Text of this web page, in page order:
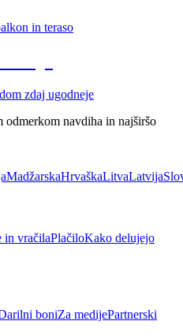
in teraso
zdaj ugodneje
odmerkom navdiha in najširšo
MadžarskaHrvaškaLitvaLatvija
in vračilaPlačiloKako delujejo
boniZa medijePartnerski